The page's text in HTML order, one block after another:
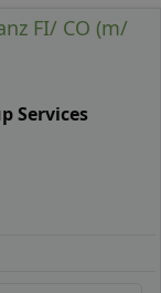
FI/ CO (m/
Services